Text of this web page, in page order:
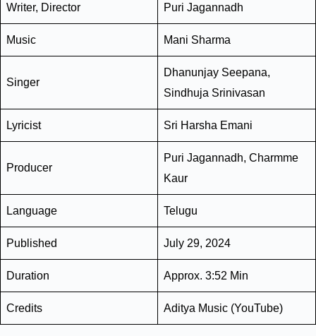
Writer, Director Puri Jagannadh
Music Mani Sharma
Singer
Dhanunjay Seepana,
Sindhuja Srinivasan
Lyricist Sri Harsha Emani
Producer
Puri Jagannadh, Charmme
Kaur
Language Telugu
Published July 29, 2024
Duration Approx. 3:52 Min
Credits Aditya Music (YouTube)